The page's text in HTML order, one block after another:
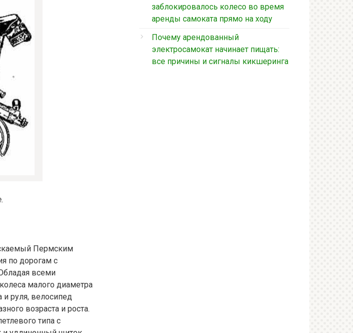
Пермским
по дорогам с
всеми
малого диаметра
руля, велосипед
возраста и роста.
типа с
заблокировалось колесо во время
аренды самоката прямо на ходу
Почему арендованный
электросамокат начинает пищать:
все причины и сигналы кикшеринга